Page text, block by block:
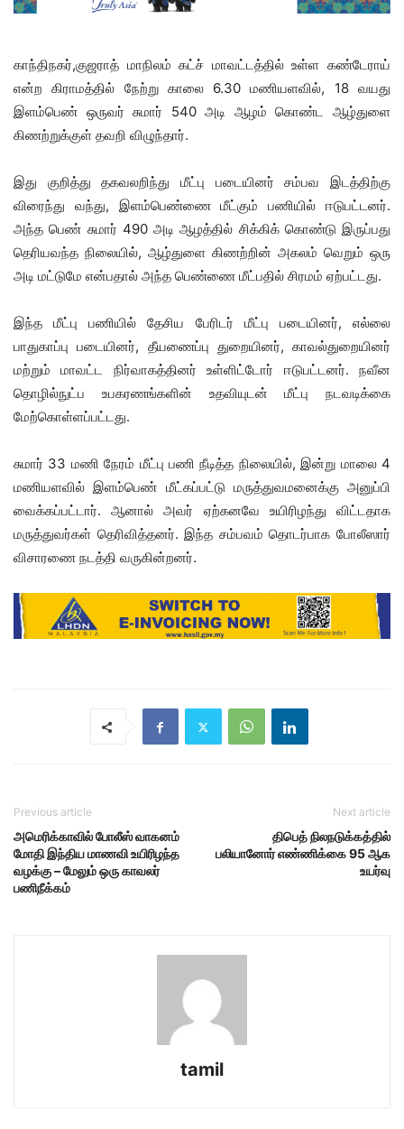
காந்திநகர்,குஜராத் மாநிலம் கட்ச் மாவட்டத்தில் உள்ள கண்டேராய்
என்ற கிராமத்தில் நேற்று காலை 6.30 மணியளவில், 18 வயது
இளம்பெண் ஒருவர் சுமார் 540 அடி ஆழம் கொண்ட ஆழ்துளை
கிணற்றுக்குள் தவறி விழுந்தார்.
இது குறித்து தகவலறிந்து மீட்பு படையினர் சம்பவ இடத்திற்கு
விரைந்து வந்து, இளம்பெண்ணை மீட்கும் பணியில் ஈடுபட்டனர்.
அந்த பெண் சுமார் 490 அடி ஆழத்தில் சிக்கிக் கொண்டு இருப்பது
தெரியவந்த நிலையில், ஆழ்துளை கிணற்றின் அகலம் வெறும் ஒரு
அடி மட்டுமே என்பதால் அந்த பெண்ணை மீட்பதில் சிரமம் ஏற்பட்டது.
இந்த மீட்பு பணியில் தேசிய பேரிடர் மீட்பு படையினர், எல்லை
பாதுகாப்பு படையினர், தீயணைப்பு துறையினர், காவல்துறையினர்
மற்றும் மாவட்ட நிர்வாகத்தினர் உள்ளிட்டோர் ஈடுபட்டனர். நவீன
தொழில்நுட்ப உபகரணங்களின் உதவியுடன் மீட்பு நடவடிக்கை
மேற்கொள்ளப்பட்டது.
சுமார் 33 மணி நேரம் மீட்பு பணி நீடித்த நிலையில், இன்று மாலை 4
மணியளவில் இளம்பெண் மீட்கப்பட்டு மருத்துவமனைக்கு அனுப்பி
வைக்கப்பட்டார். ஆனால் அவர் ஏற்கனவே உயிரிழந்து விட்டதாக
மருத்துவர்கள் தெரிவித்தனர். இந்த சம்பவம் தொடர்பாக போலீஸார்
விசாரணை நடத்தி வருகின்றனர்.
Previous article
அமெரிக்காவில் போலீஸ் வாகனம்
மோதி இந்திய மாணவி உயிரிழந்த
வழக்கு – மேலும் ஒரு காவலர்
பணிநீக்கம்
Next article
திபெத் நிலநடுக்கத்தில்
பலியானோர் எண்ணிக்கை 95 ஆக
உயர்வு
tamil